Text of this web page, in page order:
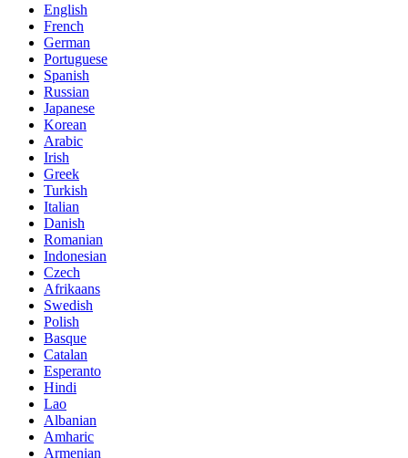
English
French
German
Portuguese
Spanish
Russian
Japanese
Korean
Arabic
Irish
Greek
Turkish
Italian
Danish
Romanian
Indonesian
Czech
Afrikaans
Swedish
Polish
Basque
Catalan
Esperanto
Hindi
Lao
Albanian
Amharic
Armenian